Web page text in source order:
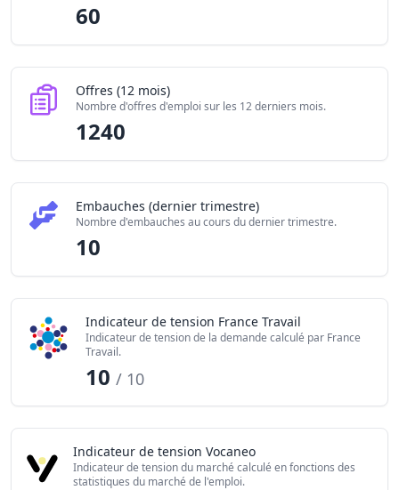
60
Offres (12 mois)
Nombre d'offres d'emploi sur les 12 derniers mois.
1240
Embauches (dernier trimestre)
Nombre d'embauches au cours du dernier trimestre.
10
Indicateur de tension France Travail
Indicateur de tension de la demande calculé par France
Travail.
10/ 10
Indicateur de tension Vocaneo
Indicateur de tension du marché calculé en fonctions des
statistiques du marché de l'emploi.